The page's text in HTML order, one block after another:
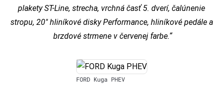
plakety ST-Line, strecha, vrchná časť 5. dverí, čalúnenie
stropu, 20″ hliníkové disky Performance, hliníkové pedále a
brzdové strmene v červenej farbe.“
FORD Kuga PHEV